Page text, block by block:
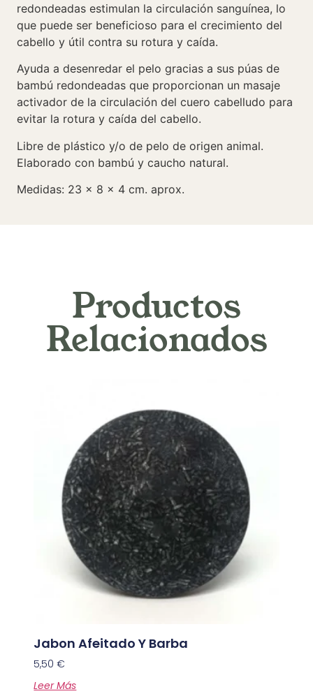
redondeadas estimulan la circulación sanguínea, lo
que puede ser beneficioso para el crecimiento del
cabello y útil contra su rotura y caída.
Ayuda a desenredar el pelo gracias a sus púas de
bambú redondeadas que proporcionan un masaje
activador de la circulación del cuero cabelludo para
evitar la rotura y caída del cabello.
Libre de plástico y/o de pelo de origen animal.
Elaborado con bambú y caucho natural.
Medidas: 23 x 8 x 4 cm. aprox.
Productos
Relacionados
Jabon Afeitado Y Barba
5,50€
Leer Más